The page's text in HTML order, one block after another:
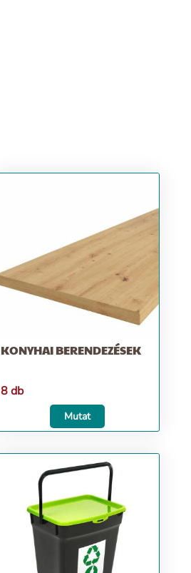
KONYHAI BERENDEZÉSEK
8 db
Mutat